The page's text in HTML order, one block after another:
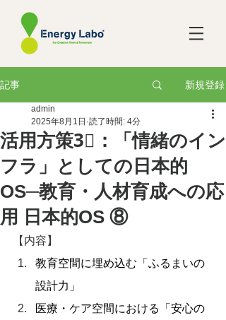
記事 新規登録
活用方策3⃣：「情緒のイン
フラ」としての日本的
OS─教育・人材育成への応
用 日本的OS ⑧
admin
2025年8月1日 読了時間: 4分
【内容】
教育空間に埋め込む「ふるまいの
設計力」
医療・ケア空間における「安心の